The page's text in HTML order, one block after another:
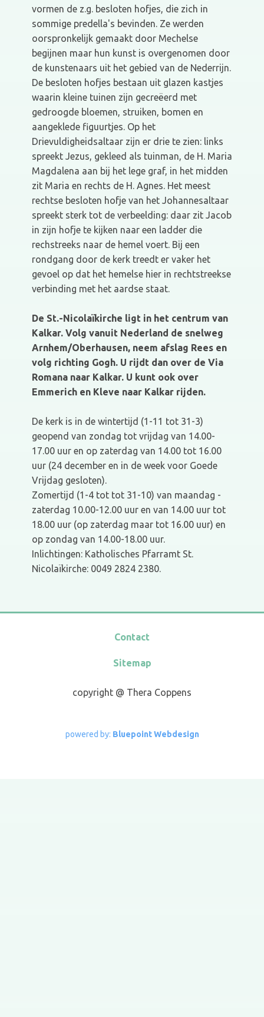
vormen de z.g. besloten hofjes, die zich in
sommige predella's bevinden. Ze werden
oorspronkelijk gemaakt door Mechelse
begijnen maar hun kunst is overgenomen door
de kunstenaars uit het gebied van de Nederrijn.
De besloten hofjes bestaan uit glazen kastjes
waarin kleine tuinen zijn gecreëerd met
gedroogde bloemen, struiken, bomen en
aangeklede figuurtjes. Op het
Drievuldigheidsaltaar zijn er drie te zien: links
spreekt Jezus, gekleed als tuinman, de H. Maria
Magdalena aan bij het lege graf, in het midden
zit Maria en rechts de H. Agnes. Het meest
rechtse besloten hofje van het Johannesaltaar
spreekt sterk tot de verbeelding: daar zit Jacob
in zijn hofje te kijken naar een ladder die
rechstreeks naar de hemel voert. Bij een
rondgang door de kerk treedt er vaker het
gevoel op dat het hemelse hier in rechtstreekse
verbinding met het aardse staat.
De St.-Nicolaïkirche ligt in het centrum van
Kalkar. Volg vanuit Nederland de snelweg
Arnhem/Oberhausen, neem afslag Rees en
volg richting Gogh. U rijdt dan over de Via
Romana naar Kalkar. U kunt ook over
Emmerich en Kleve naar Kalkar rijden.
De kerk is in de wintertijd (1-11 tot 31-3)
geopend van zondag tot vrijdag van 14.00-
17.00 uur en op zaterdag van 14.00 tot 16.00
uur (24 december en in de week voor Goede
Vrijdag gesloten).
Zomertijd (1-4 tot tot 31-10) van maandag -
zaterdag 10.00-12.00 uur en van 14.00 uur tot
18.00 uur (op zaterdag maar tot 16.00 uur) en
op zondag van 14.00-18.00 uur.
Inlichtingen: Katholisches Pfarramt St.
Nicolaïkirche: 0049 2824 2380.
Sitemap
copyright @ Thera Coppens
powe​red by: Bluepoint Webdesign
Contact